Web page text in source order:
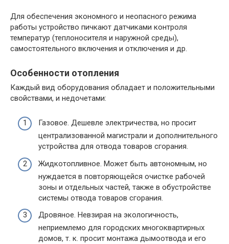
Для обеспечения экономного и неопасного режима
работы устройство пичкают датчиками контроля
температур (теплоносителя и наружной среды),
самостоятельного включения и отключения и др.
Особенности отопления
Каждый вид оборудования обладает и положительными
свойствами, и недочетами:
Газовое. Дешевле электричества, но просит
централизованной магистрали и дополнительного
устройства для отвода товаров сгорания.
Жидкотопливное. Может быть автономным, но
нуждается в повторяющейся очистке рабочей
зоны и отдельных частей, также в обустройстве
системы отвода товаров сгорания.
Дровяное. Невзирая на экологичность,
неприемлемо для городских многоквартирных
домов, т. к. просит монтажа дымоотвода и его